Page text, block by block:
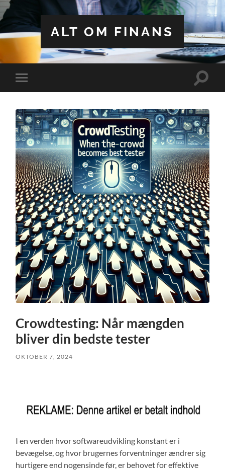
ALT OM FINANS
Toggle
mobile
Toggle
Crowdtesting: Når mængden
bliver din bedste tester
OKTOBER 7, 2024
I en verden hvor softwareudvikling konstant er i
bevægelse, og hvor brugernes forventninger ændrer sig
hurtigere end nogensinde før, er behovet for effektive